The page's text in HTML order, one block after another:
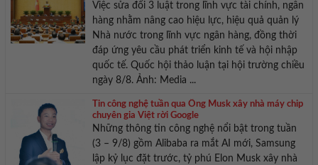
Việc sửa đổi 3 luật trong lĩnh vực tài chính, ngân
hàng nhằm nâng cao hiệu lực, hiệu quả quản lý
Nhà nước trong lĩnh vực ngân hàng, đồng thời
đáp ứng yêu cầu phát triển kinh tế và hội nhập
quốc tế. Quốc hội thảo luận tại hội trường chiều
ngày 8/8. Ảnh: Media ...
Tin công nghệ tuần qua Ông Musk xây nhà máy chip
chuyên gia Việt rời Google
Những thông tin công nghệ nổi bật trong tuần
(3 – 9/8) gồm Alibaba ra mắt AI mới, Samsung
lập kỷ lục đặt trước, tỷ phú Elon Musk xây nhà